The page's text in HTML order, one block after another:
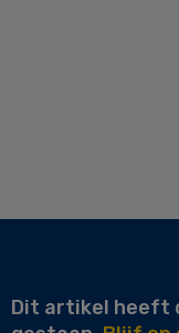
Dit artikel heeft